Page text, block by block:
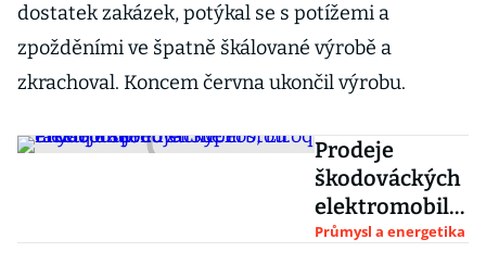
dostatek zakázek, potýkal se s potížemi a
zpožděními ve špatně škálované výrobě a
zkrachoval. Koncem června ukončil výrobu.
Prodeje
škodováckých
elektromobilů
strmě rostou.
Průmysl a energetika